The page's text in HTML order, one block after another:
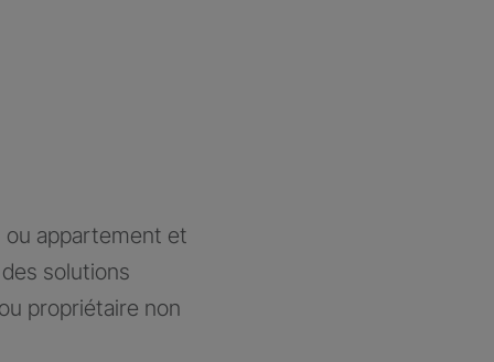
ou appartement et
solutions
propriétaire non